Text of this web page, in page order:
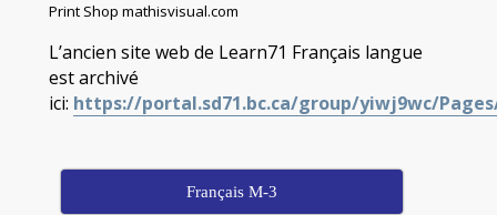
Print Shop mathisvisual.com
L’ancien site web de Learn71 Français langue
est archivé
ici: https://portal.sd71.bc.ca/group/yiwj9wc/
Français M-3